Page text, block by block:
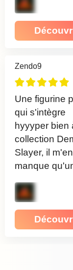
Zendo9
Une figurine
qui s'intègre
hyyyper bien
collection
Slayer, il m'en
manque